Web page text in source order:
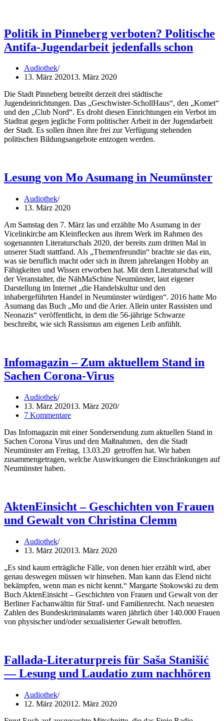
Politik in Pinneberg verboten? Politische
Antifa-Jugendarbeit jedenfalls schon
Audiothek
13. März 202013. März 2020
Die Stadt Pinneberg betreibt derzeit drei städtische
Jugendeinrichtungen. Das „Geschwister-SchollHaus“, den „Komet“
und den „Club Nord“. Es droht diesen Einrichtungen ein Verbot im
Stadtrat gegen jegliche Form politischer Arbeit in der Jugendarbeit
der Stadt. Es sollen ihnen ihre frei zur Verfügung stehenden
politischen Bildungsangebote entzogen werden.
Lesung von Mo Asumang in Neumünster
Audiothek
13. März 2020
Am Samstag den 7. März las und erzählte Mo Asumang in der
Vicelinkirche am Kleinflecken aus ihrem Werk im Rahmen des
sogenannten Literaturschals 2020, der bereits zum dritten Mal in
unserer Stadt stattfand. Als „Themenfreundin“ brachte sie das ein,
was sie beruflich macht oder sich in ihrem jahrelangen Hobby an
Fähigkeiten und Wissen erworben hat. Mit dem Literaturschal will
der Veranstalter, die NähMaSchine Neumünster, laut eigener
Darstellung im Internet „die Handelskultur und den
inhabergeführten Handel in Neumünster würdigen“. 2016 hatte Mo
Asumang das Buch „Mo und die Arier. Allein unter Rassisten und
Neonazis“ veröffentlicht, in dem die 56-jährige Schwarze
beschreibt, wie sich Rassismus am eigenen Leib anfühlt.
Infomagazin – Zum aktuellem Stand in
Sachen Corona-Virus
Audiothek
13. März 202013. März 2020
7 Kommentare
Das Infomagazin mit einer Sondersendung zum aktuellen Stand in
Sachen Corona Virus und den Maßnahmen, den die Stadt
Neumünster am Freitag, 13.03.20 getroffen hat. Wir haben
zusammengetragen, welche Auswirkungen die Einschränkungen auf
Neumünster haben.
AktenEinsicht – Geschichten von Frauen
und Gewalt von Christina Clemm
Audiothek
13. März 202013. März 2020
„Es sind kaum erträgliche Fälle, von denen hier erzählt wird, aber
genau deswegen müssen wir hinsehen. Man kann das Elend nicht
bekämpfen, wenn man es nicht kennt.“ Margarte Stokowski zu dem
Buch AktenEinsicht – Geschichten von Frauen und Gewalt von der
Berliner Fachanwältin für Straf- und Familienrecht. Nach neuesten
Zahlen des Bundeskriminalamts waren jährlich über 140.000 Frauen
von physischer und/oder sexualisierter Gewalt betroffen.
Fallada-Literaturpreis für Saša Stanišić
— Lesung und Laudatio zum nachhören
Audiothek
12. März 202012. März 2020